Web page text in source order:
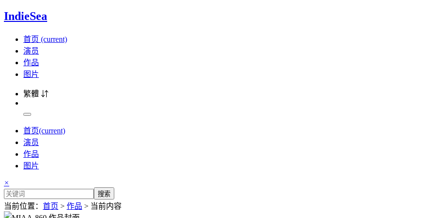
IndieSea
首页 (current)
演员
作品
图片
繁體 ⇵
首页(current)
演员
作品
图片
×
搜索
当前位置： 首页 > 作品 > 当前内容